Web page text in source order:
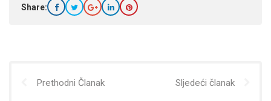
Share:
Prethodni Članak Sljedeći članak